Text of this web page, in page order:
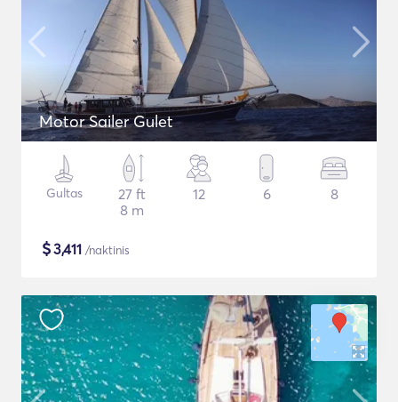
Motor Sailer Gulet
Gultas
27 ft
8 m
12 6 8
$3,411 /naktinis